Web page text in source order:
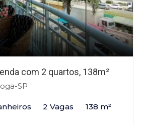
com 2 quartos, 138m²
SP
2 Vagas 138 m²